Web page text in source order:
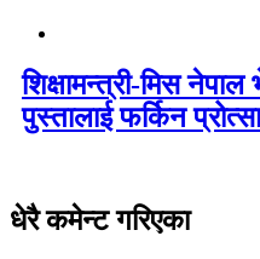
शिक्षामन्त्री-मिस
पुस्तालाई फर्किन
धेरै कमेन्ट गरिएका